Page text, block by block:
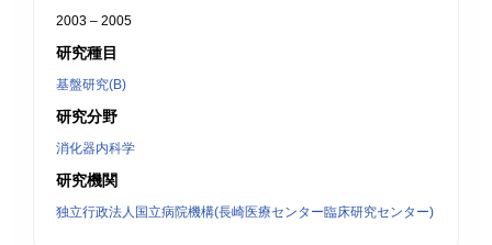
2003 – 2005
研究種目
基盤研究(B)
研究分野
消化器内科学
研究機関
独立行政法人国立病院機構(長崎医療センター臨床研究センター)